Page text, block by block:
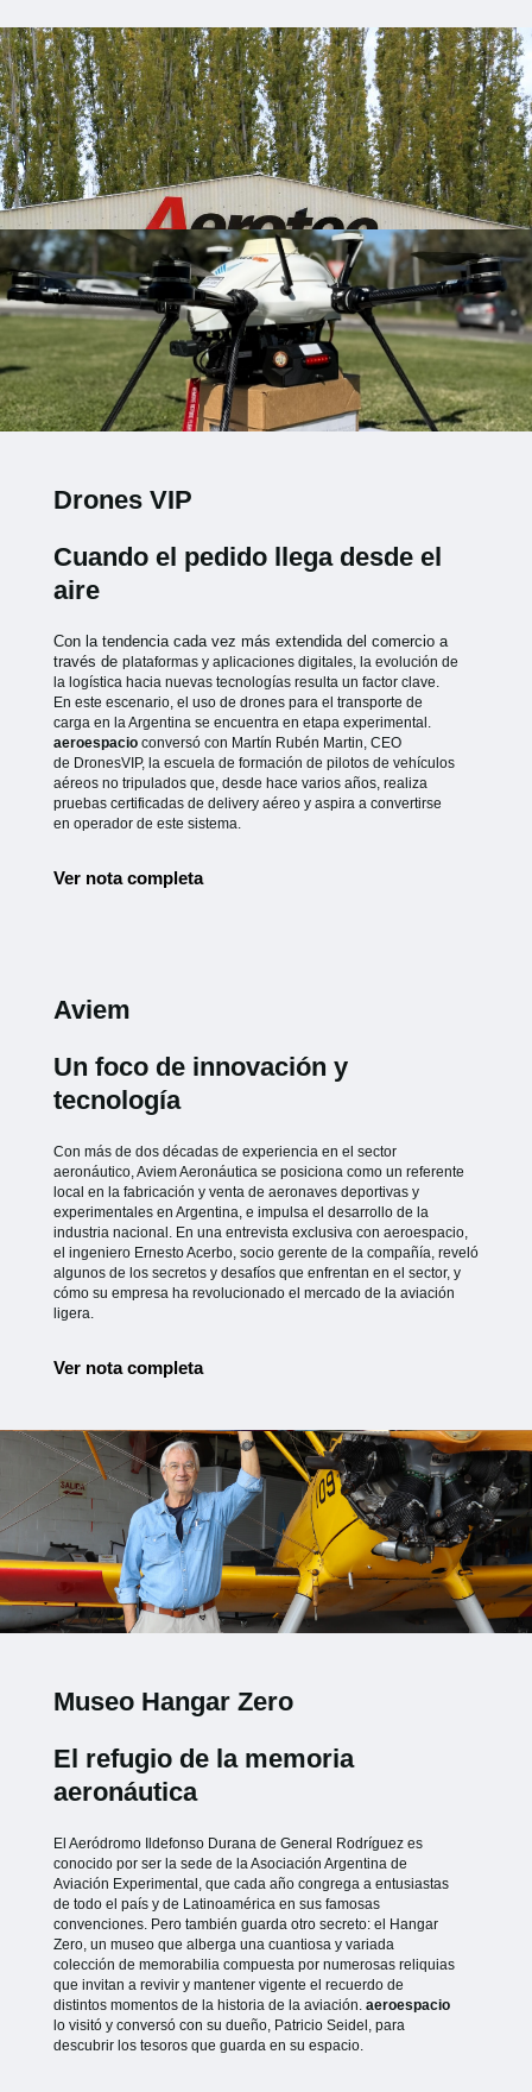
Drones VIP
Cuando el pedido llega desde el
aire
Con la tendencia cada vez más extendida del comercio a
través de plataformas y aplicaciones digitales, la evolución de
la logística hacia nuevas tecnologías resulta un factor clave.
En este escenario, el uso de drones para el transporte de
carga en la Argentina se encuentra en etapa experimental.
aeroespacioconversó con Martín Rubén Martin, CEO
de DronesVIP, la escuela de formación de pilotos de vehículos
aéreos no tripulados que, desde hace varios años, realiza
pruebas certificadas de delivery aéreo y aspira a convertirse
en operador de este sistema.
Ver nota completa
Aviem
Un foco de innovación y
tecnología
Con más de dos décadas de experiencia en el sector
aeronáutico, Aviem Aeronáutica se posiciona como un referente
local en la fabricación y venta de aeronaves deportivas y
experimentales en Argentina, e impulsa el desarrollo de la
industria nacional. En una entrevista exclusiva con aeroespacio,
el ingeniero Ernesto Acerbo, socio gerente de la compañía, reveló
algunos de los secretos y desafíos que enfrentan en el sector, y
cómo su empresa ha revolucionado el mercado de la aviación
ligera.
Ver nota completa
Museo Hangar Zero
El refugio de la memoria
aeronáutica
El Aeródromo Ildefonso Durana de General Rodríguez es
conocido por ser la sede de la Asociación Argentina de
Aviación Experimental, que cada año congrega a entusiastas
de todo el país y de Latinoamérica en sus famosas
convenciones. Pero también guarda otro secreto: el Hangar
Zero, un museo que alberga una cuantiosa y variada
colección de memorabilia compuesta por numerosas reliquias
que invitan a revivir y mantener vigente el recuerdo de
distintos momentos de la historia de la aviación. aeroespacio
lo visitó y conversó con su dueño, Patricio Seidel, para
descubrir los tesoros que guarda en su espacio.